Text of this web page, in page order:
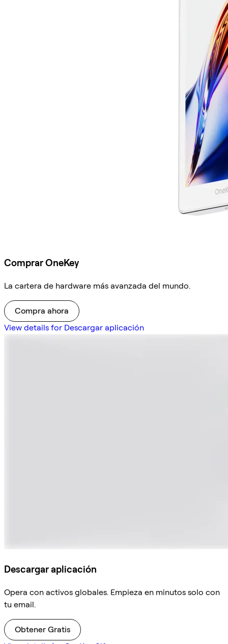
Comprar OneKey
La cartera de hardware más avanzada del mundo.
Compra ahora
View details for Descargar aplicación
Descargar aplicación
Opera con activos globales. Empieza en minutos solo con
tu email.
Obtener Gratis